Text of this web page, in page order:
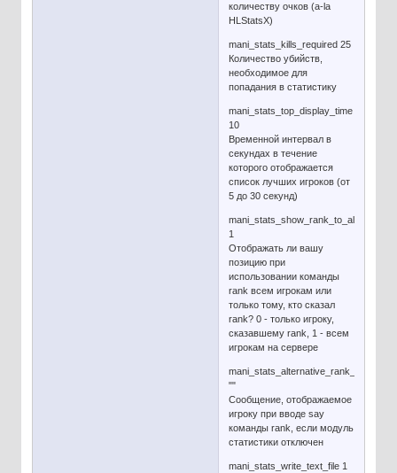
количеству очков (a-la
HLStatsX)
mani_stats_kills_required 25
Количество убийств,
необходимое для
попадания в статистику
mani_stats_top_display_time
10
Временной интервал в
секундах в течение
которого отображается
список лучших игроков (от
5 до 30 секунд)
mani_stats_show_rank_to_all
1
Отображать ли вашу
позицию при
использовании команды
rank всем игрокам или
только тому, кто сказал
rank? 0 - только игроку,
сказавшему rank, 1 - всем
игрокам на сервере
mani_stats_alternative_rank_message
""
Сообщение, отображаемое
игроку при вводе say
команды rank, если модуль
статистики отключен
mani_stats_write_text_file 1